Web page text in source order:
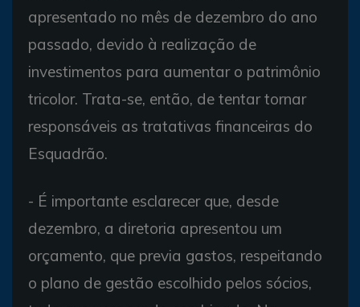
apresentado no mês de dezembro do ano
passado, devido à realização de
investimentos para aumentar o patrimônio
tricolor. Trata-se, então, de tentar tornar
responsáveis as tratativas financeiras do
Esquadrão.
- É importante esclarecer que, desde
dezembro, a diretoria apresentou um
orçamento, que previa gastos, respeitando
o plano de gestão escolhido pelos sócios,